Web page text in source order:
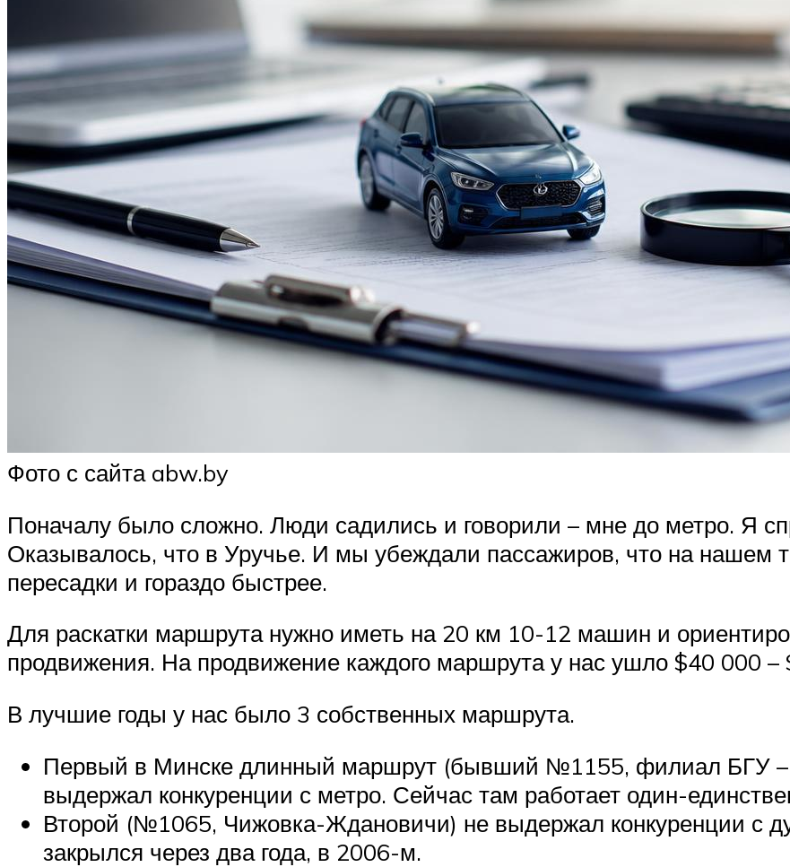
Фото с сайта abw.by
Поначалу было сложно. Люди садились и говорили – мне до метро. Я
Оказывалось, что в Уручье. И мы убеждали пассажиров, что на нашем
пересадки и гораздо быстрее.
Для раскатки маршрута нужно иметь на 20 км 10-12 машин и
продвижения. На продвижение каждого маршрута у нас ушло $40 000 –
В лучшие годы у нас было 3 собственных маршрута.
Первый в Минске длинный маршрут (бывший №1155, филиал БГУ –
выдержал конкуренции с метро. Сейчас там работает один-
Второй (№1065, Чижовка-Ждановичи) не выдержал конкуренции с
закрылся через два года, в 2006-м.